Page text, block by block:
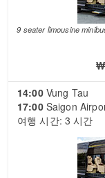
9 seater limousine
14:00Vung Tau
17:00Saigon
여행 시간: 3 시간